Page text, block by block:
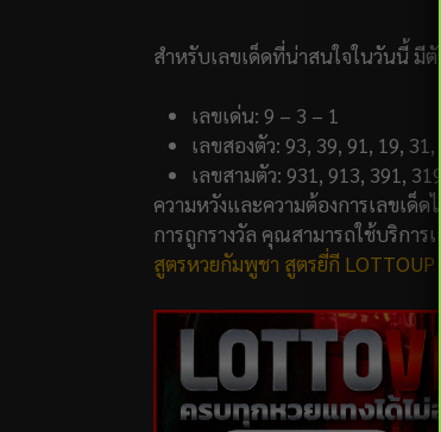
สำหรับเลขเด็ดที่น่าสนใจในวันนี้ มี
เลขเด่น: 9 – 3 – 1
เลขสองตัว: 93, 39, 91, 19, 31,
เลขสามตัว: 931, 913, 391,
ความหวังและความต้องการเลขเด็
การถูกรางวัล คุณสามารถใช้บริการ
สูตรหวยกัมพูชา สูตรยี่กี LOTTOUP